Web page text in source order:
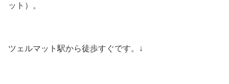
ット）。
ツェルマット駅から徒歩すぐです。↓